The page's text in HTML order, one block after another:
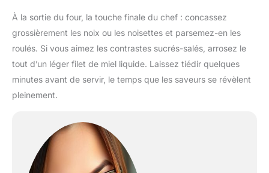
À la sortie du four, la touche finale du chef : concassez
grossièrement les noix ou les noisettes et parsemez-en les
roulés. Si vous aimez les contrastes sucrés-salés, arrosez le
tout d’un léger filet de miel liquide. Laissez tiédir quelques
minutes avant de servir, le temps que les saveurs se révèlent
pleinement.